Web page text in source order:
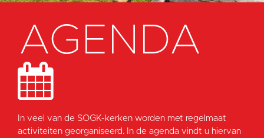
AGENDA
In veel van de SOGK-kerken worden met regelmaat
activiteiten georganiseerd. In de agenda vindt u hiervan